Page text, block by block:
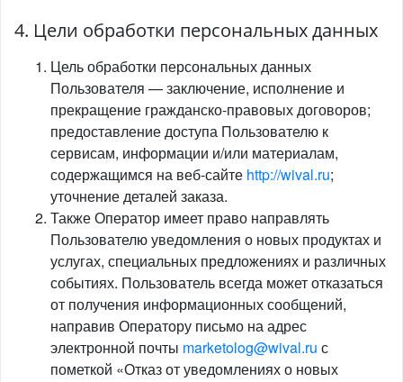
4. Цели обработки персональных данных
Цель обработки персональных данных
Пользователя — заключение, исполнение и
прекращение гражданско-правовых договоров;
предоставление доступа Пользователю к
сервисам, информации и/или материалам,
содержащимся на веб-сайте http://wival.ru;
уточнение деталей заказа.
Также Оператор имеет право направлять
Пользователю уведомления о новых продуктах и
услугах, специальных предложениях и различных
событиях. Пользователь всегда может отказаться
от получения информационных сообщений,
направив Оператору письмо на адрес
электронной почты marketolog@wival.ru с
пометкой «Отказ от уведомлениях о новых